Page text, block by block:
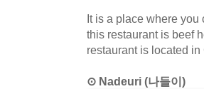
It is a place where
this restaurant is beef
restaurant is located
⊙ Nadeuri (나들이)